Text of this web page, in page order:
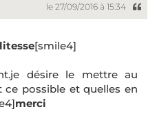
le 27/09/2016 à 15:34
[smile4]
désire le mettre au
possible et quelles en
merci